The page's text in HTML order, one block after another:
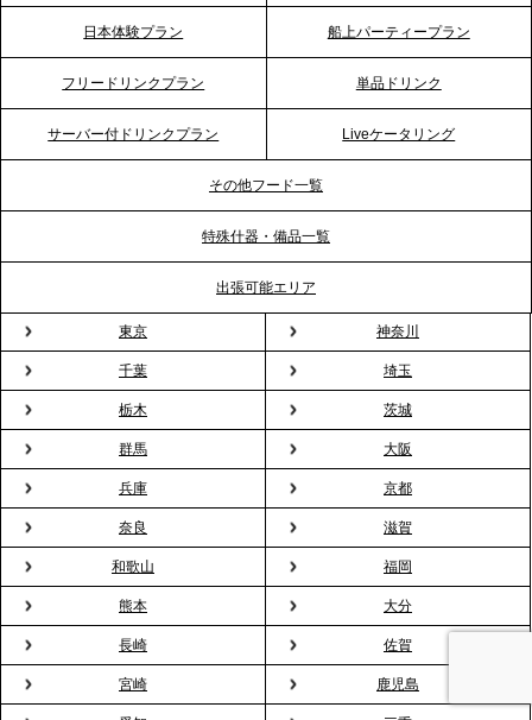
プレスリリースのご案内｜ケータリングのセカンド
テーブル、横浜事務所を新設。神奈川エリアのサー
ビス提供体制を強化し、質の高い「場づくり」をサ
TBS「Nスタ」で、2ndTable「1DISH」の花見オー
ドブルが紹介されました
2026.3.23
プレスリリースのご案内｜入社式の“そのまま懇親
会”が企業で広がる。 新入社員の交流を支える『オフ
ィスケータリング』という新しい活用法
2026.3.20
NHK「ニュースウオッチ9」で、2ndTable「室内花
見」が紹介されました
2026.3.16
プレスリリースのご案内｜2026年、春の親睦は「花
日本体験プラン 船上パーティープラン
フリードリンクプラン 単品ドリンク
サーバー付ドリンクプラン Liveケータリング
その他フード一覧
特殊什器・備品一覧
出張可能エリア
東京 神奈川
千葉 埼玉
栃木 茨城
群馬 大阪
兵庫 京都
奈良 滋賀
和歌山 福岡
熊本 大分
長崎 佐賀
宮崎 鹿児島